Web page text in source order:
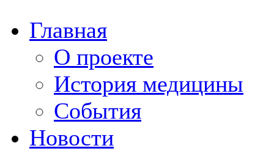
Главная
О проекте
История медицины
События
Новости